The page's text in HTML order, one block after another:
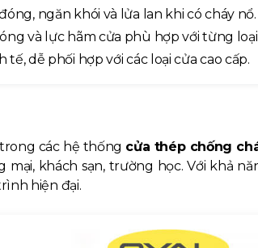
ngăn khói và lửa lan khi có cháy nổ.
và lực hãm cửa phù hợp với từng
dễ phối hợp với các loại cửa cao cấp.
các hệ thống cửa thép chống
khách sạn, trường học. Với khả
hiện đại.